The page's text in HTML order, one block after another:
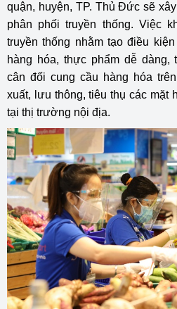
quận, huyện, TP. Thủ Đức sẽ
phân phối truyền thống. Việc
truyền thống nhằm tạo điều
hàng hóa, thực phẩm dễ dàng,
cân đối cung cầu hàng hóa
xuất, lưu thông, tiêu thụ các mặt
tại thị trường nội địa.